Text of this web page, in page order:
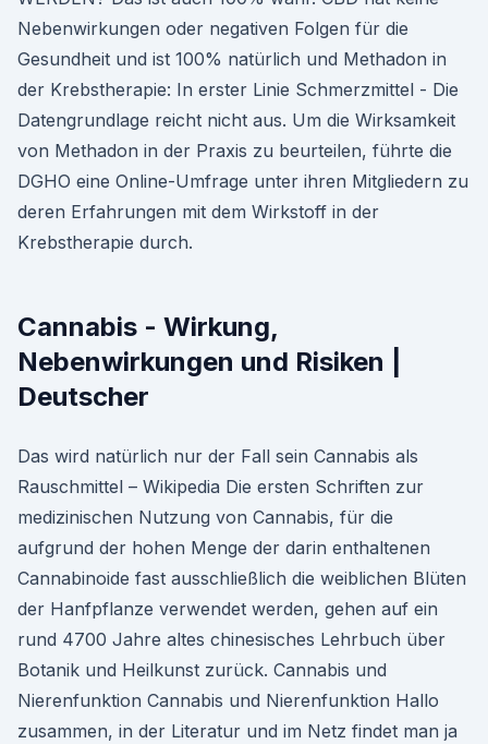
Nebenwirkungen oder negativen Folgen für die
Gesundheit und ist 100% natürlich und Methadon in
der Krebstherapie: In erster Linie Schmerzmittel - Die
Datengrundlage reicht nicht aus. Um die Wirksamkeit
von Methadon in der Praxis zu beurteilen, führte die
DGHO eine Online-Umfrage unter ihren Mitgliedern zu
deren Erfahrungen mit dem Wirkstoff in der
Krebstherapie durch.
Cannabis - Wirkung,
Nebenwirkungen und Risiken |
Deutscher
Das wird natürlich nur der Fall sein Cannabis als
Rauschmittel – Wikipedia Die ersten Schriften zur
medizinischen Nutzung von Cannabis, für die
aufgrund der hohen Menge der darin enthaltenen
Cannabinoide fast ausschließlich die weiblichen Blüten
der Hanfpflanze verwendet werden, gehen auf ein
rund 4700 Jahre altes chinesisches Lehrbuch über
Botanik und Heilkunst zurück. Cannabis und
Nierenfunktion Cannabis und Nierenfunktion Hallo
zusammen, in der Literatur und im Netz findet man ja